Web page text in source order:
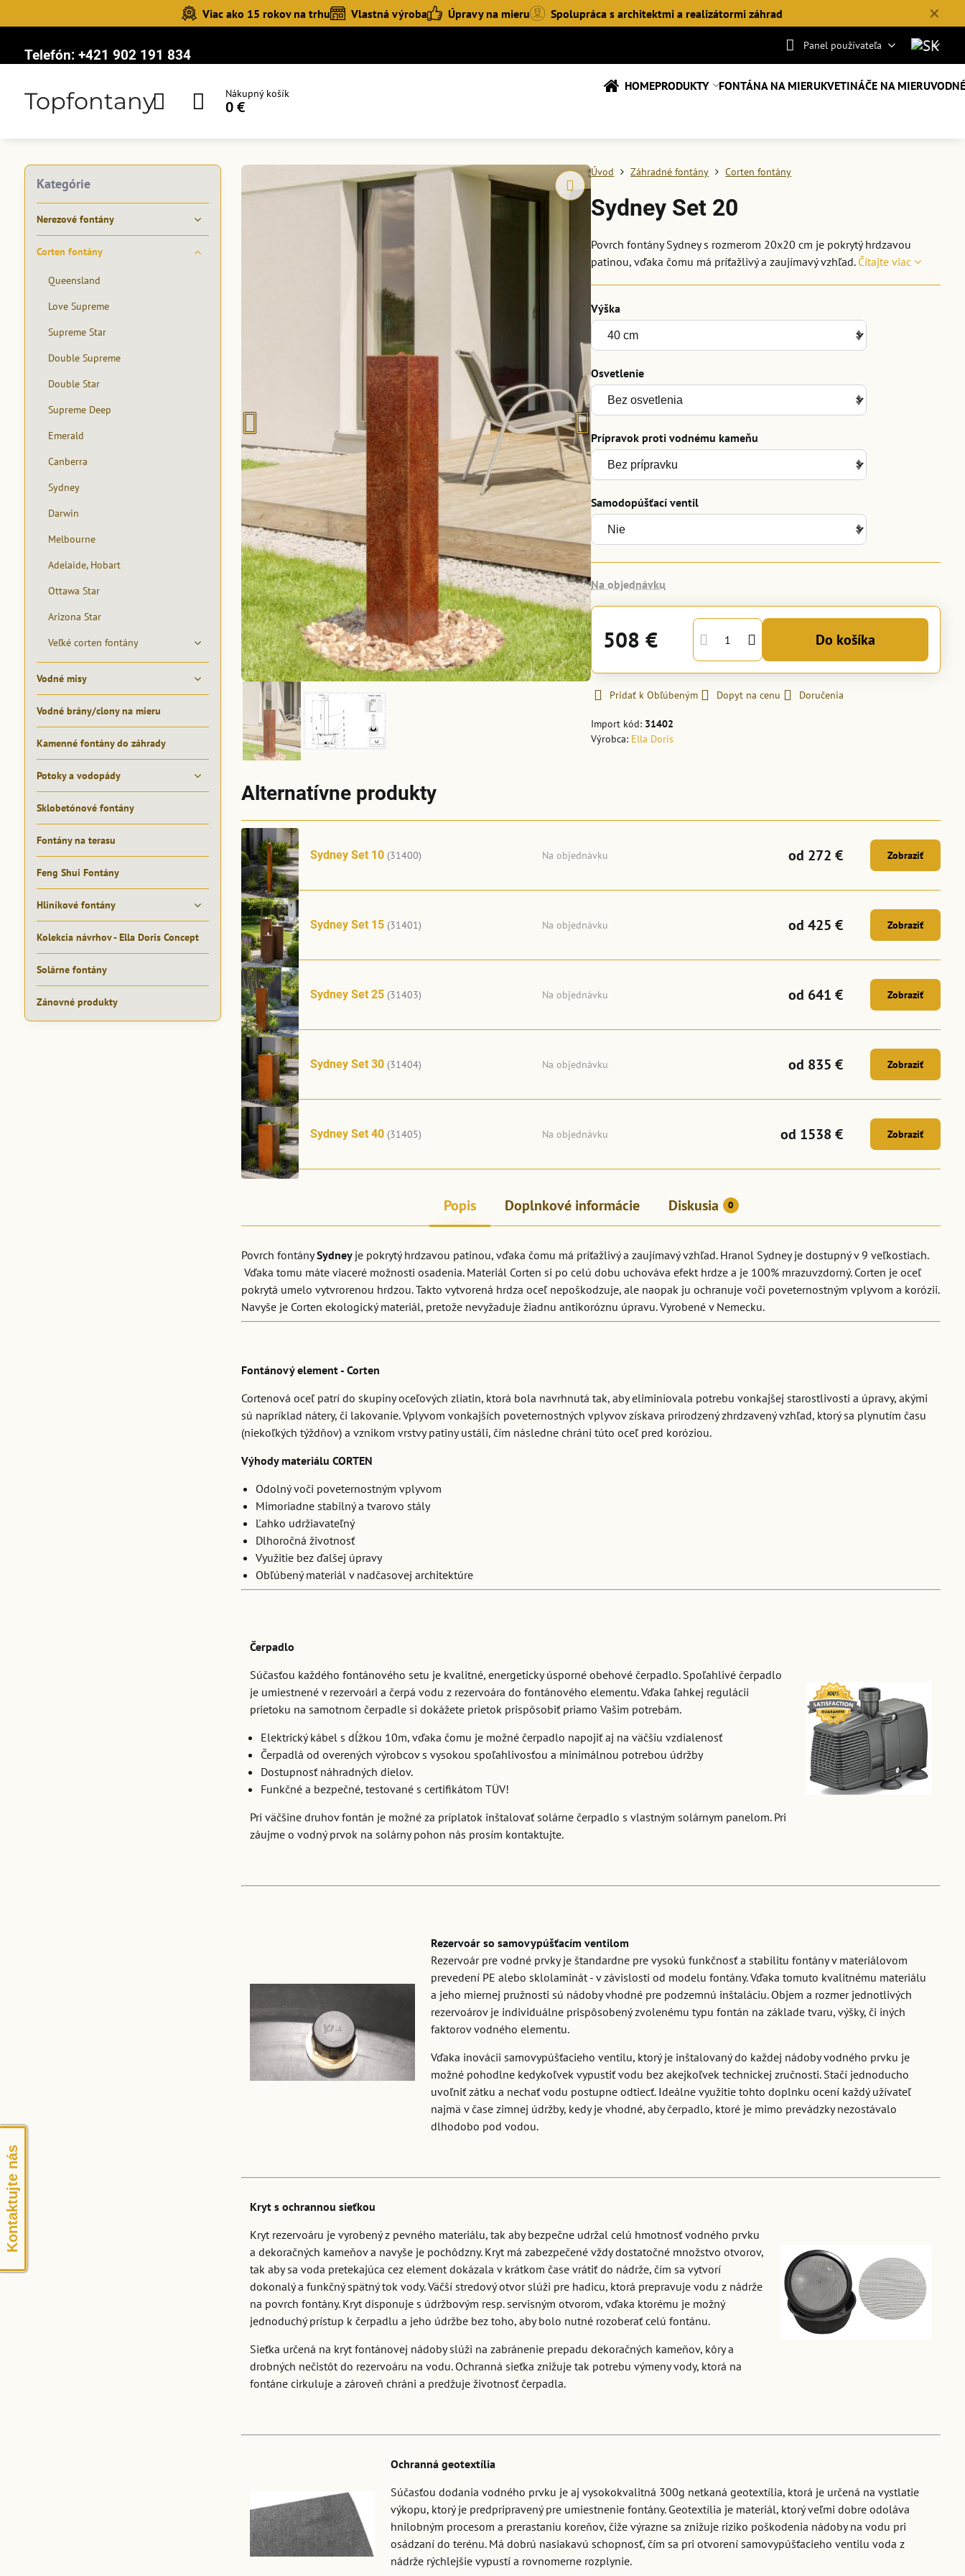
✕
Viac ako 15 rokov na trhu Vlastná výroba Úpravy na mieru Spolupráca s architektmi a realizátormi záhrad
Telefón: +421 902 191 834
Panel používateľa
Topfontany Nákupný košík
0 €
HOMEPRODUKTY FONTÁNA NA MIERUKVETINÁČE NA MIERU
Úvod Záhradné fontány Corten fontány
Sydney Set 20
Povrch fontány Sydney s rozmerom 20x20 cm je pokrytý hrdzavou
patinou, vďaka čomu má príťažlivý a zaujímavý vzhľad. Čítajte viac
Výška
Osvetlenie
Prípravok proti vodnému kameňu
Samodopúšťací ventil
Na objednávku
508 € Do košíka
Pridať k Obľúbeným Dopyt na cenu Doručenia
Import kód: 31402
Výrobca: Ella Doris
Popis Doplnkové informácie Diskusia 0
Povrch fontánySydney je pokrytý hrdzavou patinou, vďaka čomu má príťažlivý a zaujímavý vzhľad. Hranol Sydney je dostupný v 9 veľkostiach.
Vďaka tomu máte viaceré možnosti osadenia. Materiál Corten si po celú dobu uchováva efekt hrdze a je 100% mrazuvzdorný. Corten je oceľ
pokrytá umelo vytvrorenou hrdzou. Takto vytvorená hrdza oceľ nepoškodzuje, ale naopak ju ochranuje voči poveternostným vplyvom a korózii.
Navyše je Corten ekologický materiál, pretože nevyžaduje žiadnu antikoróznu úpravu. Vyrobené v Nemecku.
Fontánový element - Corten
Cortenová oceľ patrí do skupiny oceľových zliatin, ktorá bola navrhnutá tak, aby eliminiovala potrebu vonkajšej starostlivosti a úpravy, akými
sú napríklad nátery, či lakovanie. Vplyvom vonkajších poveternostných vplyvov získava prirodzený zhrdzavený vzhľad, ktorý sa plynutím času
(niekoľkých týždňov) a vznikom vrstvy patiny ustáli, čím následne chráni túto oceľ pred koróziou.
Výhody materiálu CORTEN
Odolný voči poveternostným vplyvom
Mimoriadne stabilný a tvarovo stály
Ľahko udržiavateľný
Dlhoročná životnosť
Využitie bez ďalšej úpravy
Obľúbený materiál v nadčasovej architektúre
Čerpadlo
Súčasťou každého fontánového setu je kvalitné, energeticky úsporné obehové čerpadlo. Spoľahlivé čerpadlo
je umiestnené v rezervoári a čerpá vodu z rezervoára do fontánového elementu. Vďaka ľahkej regulácii
prietoku na samotnom čerpadle si dokážete prietok prispôsobiť priamo Vašim potrebám.
Elektrický kábel s dĺžkou 10m, vďaka čomu je možné čerpadlo napojiť aj na väčšiu vzdialenosť
Čerpadlá od overených výrobcov s vysokou spoľahlivosťou a minimálnou potrebou údržby
Dostupnosť náhradných dielov.
Funkčné a bezpečné, testované s certifikátom TÜV!
Pri väčšine druhov fontán je možné za príplatok inštalovať solárne čerpadlo s vlastným solárnym panelom. Pri
záujme o vodný prvok na solárny pohon nás prosím kontaktujte.
Rezervoár so samovypúšťacím ventilom
Rezervoár pre vodné prvky je štandardne pre vysokú funkčnosť a stabilitu fontány v materiálovom
prevedení PE alebo sklolaminát - v závislosti od modelu fontány. Vďaka tomuto kvalitnému materiálu
a jeho miernej pružnosti sú nádoby vhodné pre podzemnú inštaláciu. Objem a rozmer jednotlivých
rezervoárov je individuálne prispôsobený zvolenému typu fontán na základe tvaru, výšky, či iných
faktorov vodného elementu.
Vďaka inovácii samovypúšťacieho ventilu, ktorý je inštalovaný do každej nádoby vodného prvku je
možné pohodlne kedykoľvek vypustiť vodu bez akejkoľvek technickej zručnosti. Stačí jednoducho
uvoľniť zátku a nechať vodu postupne odtiecť. Ideálne využitie tohto doplnku ocení každý užívateľ
najmä v čase zimnej údržby, kedy je vhodné, aby čerpadlo, ktoré je mimo prevádzky nezostávalo
dlhodobo pod vodou.
Kryt s ochrannou sieťkou
Kryt rezervoáru je vyrobený z pevného materiálu, tak aby bezpečne udržal celú hmotnosť vodného prvku
a dekoračných kameňov a navyše je pochôdzny. Kryt má zabezpečené vždy dostatočné množstvo otvorov,
tak aby sa voda pretekajúca cez element dokázala v krátkom čase vrátiť do nádrže, čím sa vytvorí
dokonalý a funkčný spätný tok vody. Väčší stredový otvor slúži pre hadicu, ktorá prepravuje vodu z nádrže
na povrch fontány. Kryt disponuje s údržbovým resp. servisným otvorom, vďaka ktorému je možný
jednoduchý prístup k čerpadlu a jeho údržbe bez toho, aby bolo nutné rozoberať celú fontánu.
Sieťka určená na kryt fontánovej nádoby slúži na zabránenie prepadu dekoračných kameňov, kôry a
drobných nečistôt do rezervoáru na vodu. Ochranná sieťka znižuje tak potrebu výmeny vody, ktorá na
fontáne cirkuluje a zároveň chráni a predžuje životnosť čerpadla.
Ochranná geotextília
Súčasťou dodania vodného prvku je aj vysokokvalitná 300g netkaná geotextília, ktorá je určená na vystlatie
výkopu, ktorý je predpripravený pre umiestnenie fontány. Geotextília je materiál, ktorý veľmi dobre odoláva
hnilobným procesom a prerastaniu koreňov, čiže výrazne sa znižuje riziko poškodenia nádoby na vodu pri
osádzaní do terénu. Má dobrú nasiakavú schopnosť, čím sa pri otvorení samovypúšťacieho ventilu voda z
nádrže rýchlejšie vypustí a rovnomerne rozplynie.
Alternatívne produkty
Sydney Set 10 (31400) Na objednávku od 272 € Zobraziť
Sydney Set 15 (31401) Na objednávku od 425 € Zobraziť
Sydney Set 25 (31403) Na objednávku od 641 € Zobraziť
Sydney Set 30 (31404) Na objednávku od 835 € Zobraziť
Sydney Set 40 (31405) Na objednávku od 1538 € Zobraziť
Kategórie
Nerezové fontány
Corten fontány
Queensland
Love Supreme
Supreme Star
Double Supreme
Double Star
Supreme Deep
Emerald
Canberra
Sydney
Darwin
Melbourne
Adelaide, Hobart
Ottawa Star
Arizona Star
Veľké corten fontány
Vodné misy
Vodné brány/clony na mieru
Kamenné fontány do záhrady
Potoky a vodopády
Sklobetónové fontány
Fontány na terasu
Feng Shui Fontány
Hliníkové fontány
Kolekcia návrhov - Ella Doris Concept
Solárne fontány
Zánovné produkty
Kontaktujte nás